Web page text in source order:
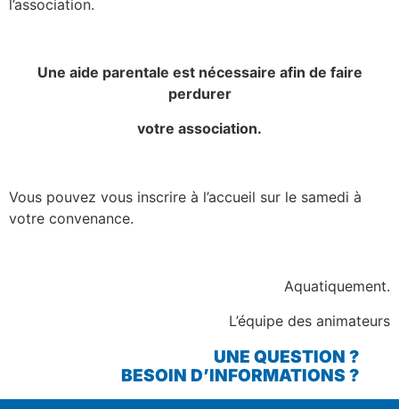
l’association.
Une aide parentale est nécessaire afin de faire
perdurer
votre association.
Vous pouvez vous inscrire à l’accueil sur le samedi à
votre convenance.
Aquatiquement.
L’équipe des animateurs
UNE QUESTION ?
BESOIN D’INFORMATIONS ?